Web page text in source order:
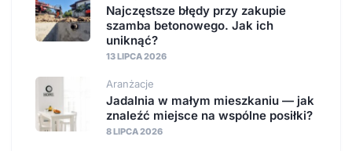
Najczęstsze błędy przy zakupie
szamba betonowego. Jak ich
uniknąć?
13 LIPCA 2026
Aranżacje
Jadalnia w małym mieszkaniu — jak
znaleźć miejsce na wspólne posiłki?
8 LIPCA 2026